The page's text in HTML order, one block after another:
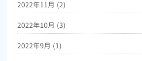
2022年11月 (2)
2022年10月 (3)
2022年9月 (1)